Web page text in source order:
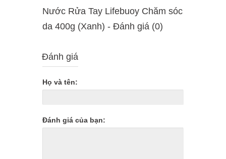
Nước Rửa Tay Lifebuoy Chăm sóc
da 400g (Xanh) - Ðánh giá (0)
Đánh giá
Họ và tên:
Đánh giá của bạn: